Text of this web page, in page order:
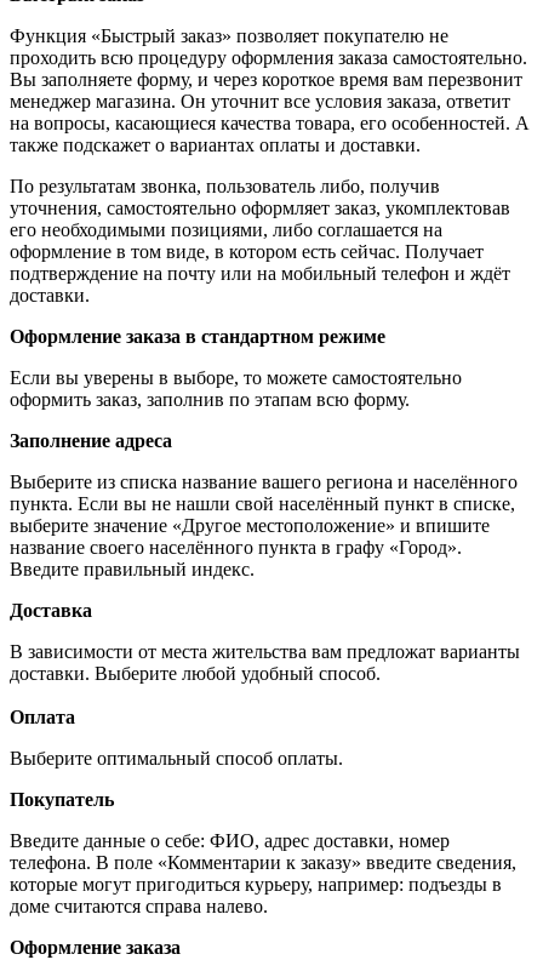
Функция «Быстрый заказ» позволяет покупателю не
проходить всю процедуру оформления заказа самостоятельно.
Вы заполняете форму, и через короткое время вам перезвонит
менеджер магазина. Он уточнит все условия заказа, ответит
на вопросы, касающиеся качества товара, его особенностей. А
также подскажет о вариантах оплаты и доставки.
По результатам звонка, пользователь либо, получив
уточнения, самостоятельно оформляет заказ, укомплектовав
его необходимыми позициями, либо соглашается на
оформление в том виде, в котором есть сейчас. Получает
подтверждение на почту или на мобильный телефон и ждёт
доставки.
Оформление заказа в стандартном режиме
Если вы уверены в выборе, то можете самостоятельно
оформить заказ, заполнив по этапам всю форму.
Заполнение адреса
Выберите из списка название вашего региона и населённого
пункта. Если вы не нашли свой населённый пункт в списке,
выберите значение «Другое местоположение» и впишите
название своего населённого пункта в графу «Город».
Введите правильный индекс.
Доставка
В зависимости от места жительства вам предложат варианты
доставки. Выберите любой удобный способ.
Оплата
Выберите оптимальный способ оплаты.
Покупатель
Введите данные о себе: ФИО, адрес доставки, номер
телефона. В поле «Комментарии к заказу» введите сведения,
которые могут пригодиться курьеру, например: подъезды в
доме считаются справа налево.
Оформление заказа